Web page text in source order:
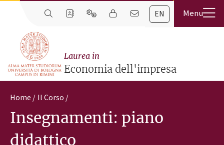
EN
Laurea in
Economia dell'impresa
Home Il Corso
Insegnamenti: piano
didattico